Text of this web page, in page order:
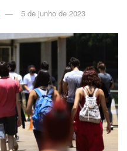
5 de junho de 2023